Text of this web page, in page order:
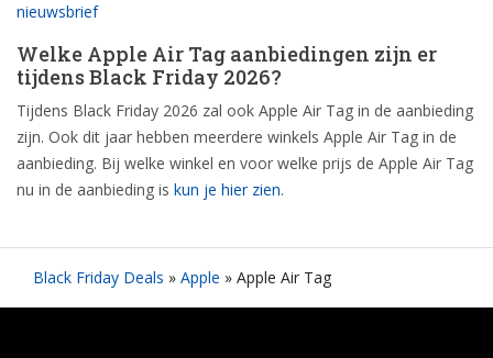
nieuwsbrief
Welke Apple Air Tag aanbiedingen zijn er
tijdens Black Friday 2026?
Tijdens Black Friday 2026 zal ook Apple Air Tag in de aanbieding
zijn. Ook dit jaar hebben meerdere winkels Apple Air Tag in de
aanbieding. Bij welke winkel en voor welke prijs de Apple Air Tag
nu in de aanbieding is kun je hier zien.
Black Friday Deals » Apple » Apple Air Tag